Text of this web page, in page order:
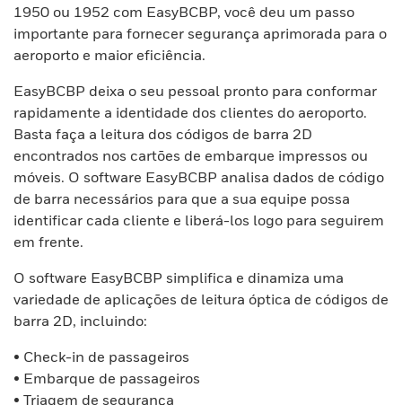
1950 ou 1952 com EasyBCBP, você deu um passo
importante para fornecer segurança aprimorada para o
aeroporto e maior eficiência.
EasyBCBP deixa o seu pessoal pronto para conformar
rapidamente a identidade dos clientes do aeroporto.
Basta faça a leitura dos códigos de barra 2D
encontrados nos cartões de embarque impressos ou
móveis. O software EasyBCBP analisa dados de código
de barra necessários para que a sua equipe possa
identificar cada cliente e liberá-los logo para seguirem
em frente.
O software EasyBCBP simplifica e dinamiza uma
variedade de aplicações de leitura óptica de códigos de
barra 2D, incluindo:
• Check-in de passageiros
• Embarque de passageiros
• Triagem de segurança